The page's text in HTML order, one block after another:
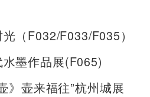
（F032/F033/F035）
墨作品展(F065)
》壶来福往”杭州城展